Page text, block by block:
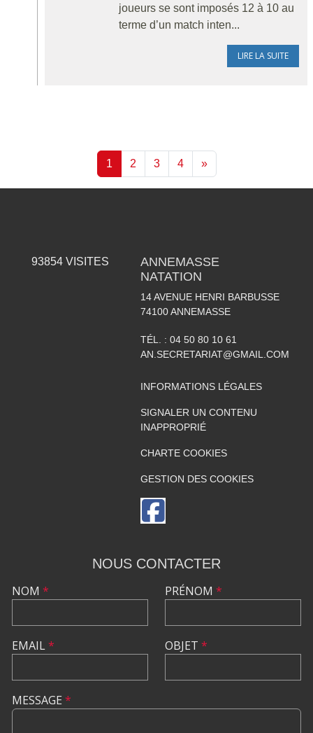
joueurs se sont imposés 12 à 10 au
terme d’un match inten...
LIRE LA SUITE
1 2 3 4 »
93854VISITES
ANNEMASSE
NATATION
14 AVENUE HENRI BARBUSSE
74100 ANNEMASSE
TÉL. : 04 50 80 10 61
AN.SECRETARIAT@GMAIL.COM
INFORMATIONS LÉGALES
SIGNALER UN CONTENU
INAPPROPRIÉ
CHARTE COOKIES
GESTION DES COOKIES
NOUS CONTACTER
NOM *
EMAIL*
PRÉNOM *
OBJET *
MESSAGE *